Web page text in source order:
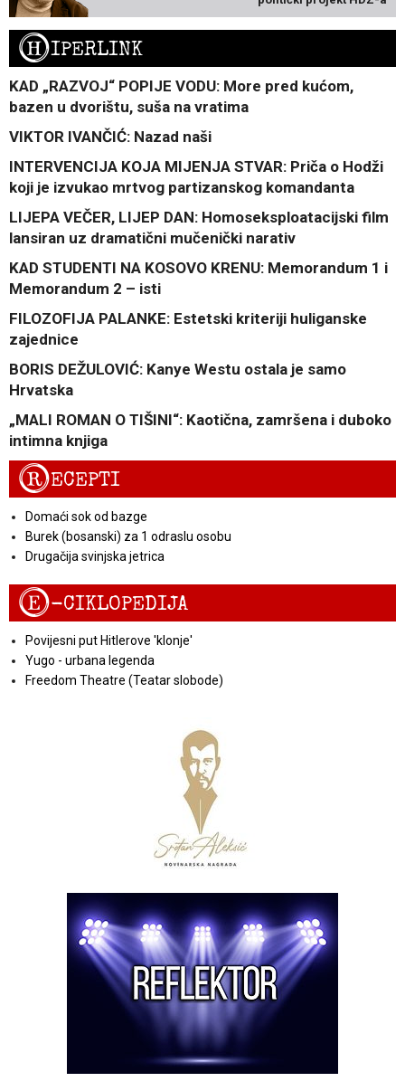
HIPERLINK
KAD „RAZVOJ“ POPIJE VODU: More pred kućom,
bazen u dvorištu, suša na vratima
VIKTOR IVANČIĆ: Nazad naši
INTERVENCIJA KOJA MIJENJA STVAR: Priča o Hodži
koji je izvukao mrtvog partizanskog komandanta
LIJEPA VEČER, LIJEP DAN: Homoseksploatacijski film
lansiran uz dramatični mučenički narativ
KAD STUDENTI NA KOSOVO KRENU: Memorandum 1 i
Memorandum 2 – isti
FILOZOFIJA PALANKE: Estetski kriteriji huliganske
zajednice
BORIS DEŽULOVIĆ: Kanye Westu ostala je samo
Hrvatska
„MALI ROMAN O TIŠINI“: Kaotična, zamršena i duboko
intimna knjiga
RECEPTI
Domaći sok od bazge
Burek (bosanski) za 1 odraslu osobu
Drugačija svinjska jetrica
E-CIKLOPEDIJA
Povijesni put Hitlerove 'klonje'
Yugo - urbana legenda
Freedom Theatre (Teatar slobode)